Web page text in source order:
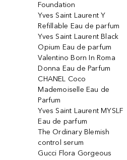
Foundation
Yves Saint Laurent Y
Refillable Eau de parfum
Yves Saint Laurent Black
Opium Eau de parfum
Valentino Born In Roma
Donna Eau de Parfum
CHANEL Coco
Mademoiselle Eau de
Parfum
Yves Saint Laurent MYSLF
Eau de parfum
The Ordinary Blemish
control serum
Gucci Flora Gorgeous